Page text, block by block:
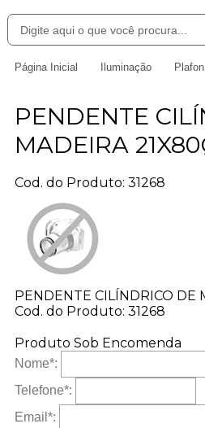
Página Inicial Iluminação
PENDENTE
MADEIRA
Cod. do Produto: 31268
PENDENTE CILÍNDRICO DE
Cod. do Produto: 31268
Produto Sob Encomenda
Nome*:
Telefone*:
Email *: